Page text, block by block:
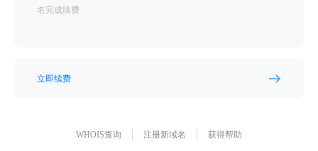
名完成续费
立即续费
WHOIS查询 注册新域名 获得帮助